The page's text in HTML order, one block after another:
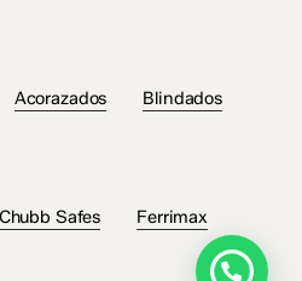
Finalizar Compra
Acorazados
Blindados
Chubb Safes Ferrimax